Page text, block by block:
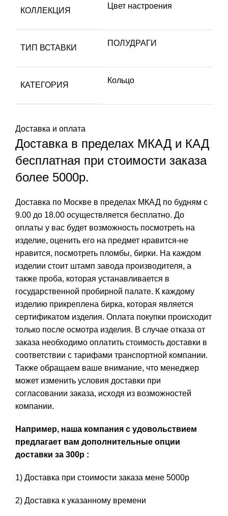
КОЛЛЕКЦИЯ
Цвет настроения
ТИП ВСТАВКИ
ПОЛУДРАГИ
КАТЕГОРИЯ
Кольцо
Доставка и оплата
Доставка в пределах МКАД и КАД
бесплатная при стоимости заказа
более 5000р.
Доставка по Москве в пределах МКАД по будням с
9.00 до 18.00 осуществляется бесплатно. До
оплаты у вас будет возможность посмотреть на
изделие, оценить его на предмет нравится-не
нравится, посмотреть пломбы, бирки. На каждом
изделии стоит штамп завода производителя, а
также проба, которая устанавливается в
государственной пробирной палате. К каждому
изделию прикреплена бирка, которая является
сертификатом изделия. Оплата покупки происходит
только после осмотра изделия. В случае отказа от
заказа необходимо оплатить стоимость доставки в
соответствии с тарифами транспортной компании.
Также обращаем ваше внимание, что менеджер
может изменить условия доставки при
согласовании заказа, исходя из возможностей
компании.
Например, наша компания с удовольствием
предлагает вам дополнительные опции
доставки за 300р :
1) Доставка при стоимости заказа мене 5000р
2) Доставка к указанному времени